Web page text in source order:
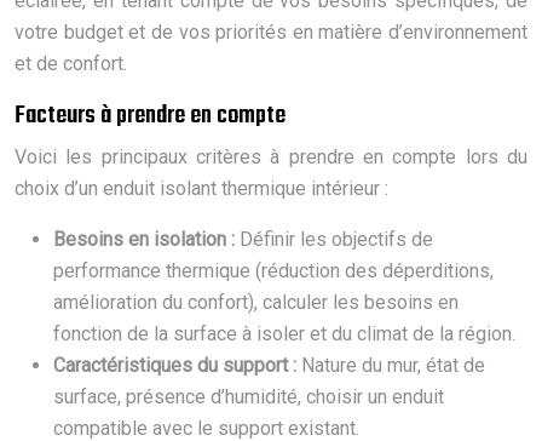
votre budget et de vos priorités en matière d’environnement
et de confort.
Facteurs à prendre en compte
Voici les principaux critères à prendre en compte lors du
choix d’un enduit isolant thermique intérieur :
Besoins en isolation : Définir les objectifs de
performance thermique (réduction des déperditions,
amélioration du confort), calculer les besoins en
fonction de la surface à isoler et du climat de la région.
Caractéristiques du support : Nature du mur, état de
surface, présence d’humidité, choisir un enduit
compatible avec le support existant.